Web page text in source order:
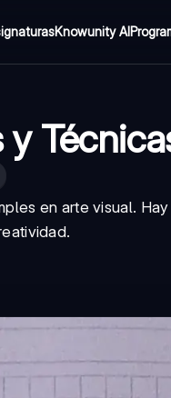
Knowunity AI
y
en arte visual.